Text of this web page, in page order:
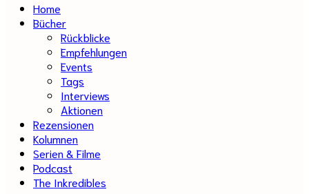
Home
Bücher
Rückblicke
Empfehlungen
Events
Tags
Interviews
Aktionen
Rezensionen
Kolumnen
Serien & Filme
Podcast
The Inkredibles